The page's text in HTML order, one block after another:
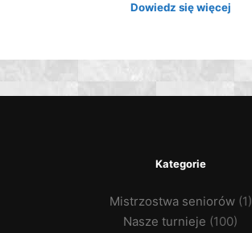
Dowiedz się więcej
Kategorie
Mistrzostwa seniorów(1)
Nasze turnieje (100)